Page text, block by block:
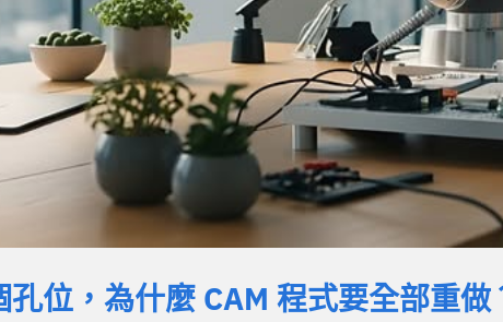
位，為什麼 CAM 程式要全部重